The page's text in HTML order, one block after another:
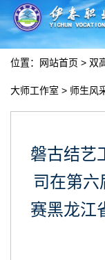
位置： 网站首页 > 双
大师工作室 > 师生风
磐古结艺
司在第六
赛黑龙江